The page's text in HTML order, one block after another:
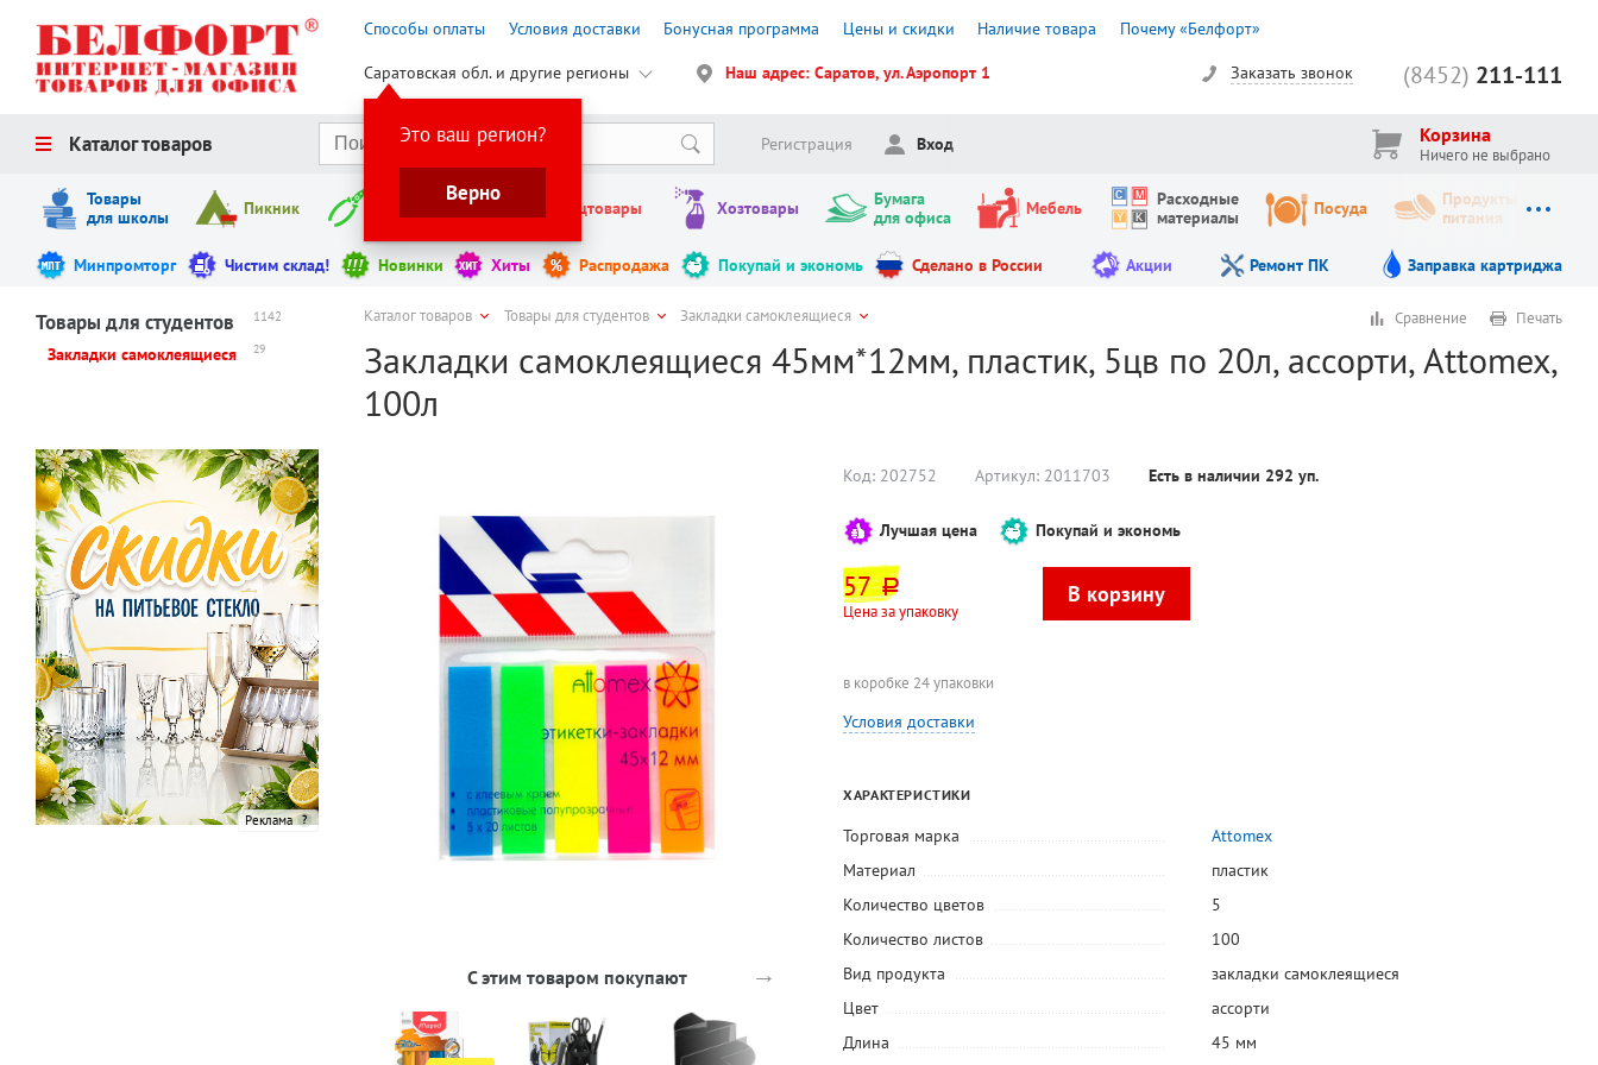
Способы оплаты Условия доставки Бонусная программа Цены и скидки Наличие товара Почему «Белфорт»
Саратовская обл. и другие регионы
Это ваш регион?
Верно
Наш адрес: Саратов, ул. Аэропорт 1 (8452) 211-111
Заказать звонок
Каталог товаров Регистрация Вход Корзина
Ничего не выбрано
Товары
для школы
Пикник Инструменты Канцтовары Хозтовары
Бумага
для офиса
Мебель
Расходные
материалы
Посуда
Продукты
питания
Минпромторг Чистим склад! Новинки Хиты Распродажа Покупай и экономь Сделано в России Акции Ремонт ПК Заправка картриджа
Товары для студентов 1142
Закладки самоклеящиеся 29
Реклама
Каталог товаров Товары для студентов Закладки самоклеящиеся
Закладки самоклеящиеся 45мм*12мм, пластик, 5цв по 20л, ассорти, Attomex,
100л
Сравнение Печать
С этим товаром покупают →
Код: 202752 Артикул: 2011703 Есть в наличии 292 уп.
Лучшая цена Покупай и экономь
57 руб.
Цена за упаковку
в коробке 24 упаковки
Условия доставки
ХАРАКТЕРИСТИКИ
Торговая марка
Attomex
Материал
пластик
Количество цветов
5
Количество листов
100
Вид продукта
закладки самоклеящиеся
Цвет
ассорти
Длина
45 мм